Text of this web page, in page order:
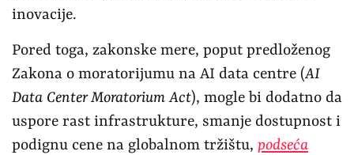
inovacije.
Pored toga, zakonske mere, poput predloženog
Zakona o moratorijumu na AI data centre (AI
Data Center Moratorium Act), mogle bi dodatno da
uspore rast infrastrukture, smanje dostupnost i
podignu cene na globalnom tržištu, podseća